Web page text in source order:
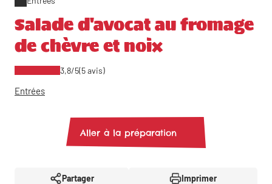
Salade d'avocat au fromage
de chèvre et noix
3,8/5(5 avis)
Entrées
Aller à la préparation
Partager Imprimer